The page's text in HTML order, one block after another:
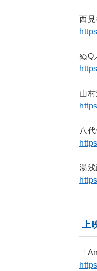
西
ぬQ
山
八
湯浅
上
「